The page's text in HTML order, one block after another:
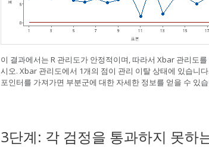
이 결과에서는 R 관리도가 안정적이며, 따라서 Xbar 관리도
시오. Xbar 관리도에서 1개의 점이 관리 이탈 상태에 있습니
포인터를 가져가면 부분군에 대한 자세한 정보를 얻을 수 있
3단계: 각 검정을 통과하지 못하